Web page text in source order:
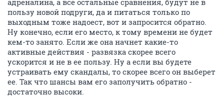
адреналина, а все остальные сравнения, будут не в
пользу новой подруги, да и питаться только по
выходным тоже надоест, вот и запросится обратно.
Ну конечно, если его место, к тому времени не будет
кем-то занято. Если же она начнет какие-то
активные действия - развязка скорее всего
ускорится и не в ее пользу. Ну а если вы будете
устраивать ему скандалы, то скорее всего он выберет
ее. Так что шансы вам его заполучить обратно -
достаточно высоки.